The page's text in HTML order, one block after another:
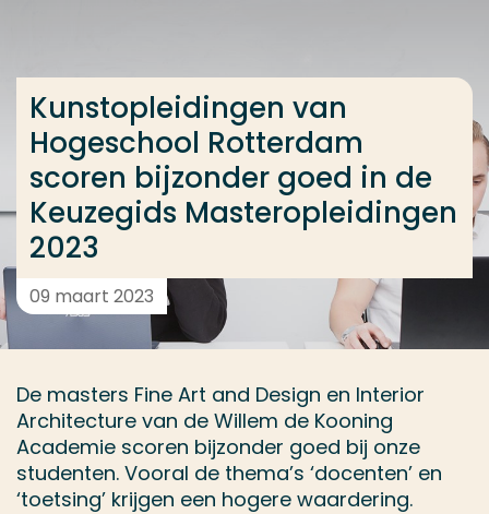
Kunstopleidingen van
Hogeschool Rotterdam
scoren bijzonder goed in de
Keuzegids Masteropleidingen
2023
09 maart 2023
De masters Fine Art and Design en Interior
Architecture van de Willem de Kooning
Academie scoren bijzonder goed bij onze
studenten. Vooral de thema’s ‘docenten’ en
‘toetsing’ krijgen een hogere waardering.
Veel gezocht
Opleiding
Contact